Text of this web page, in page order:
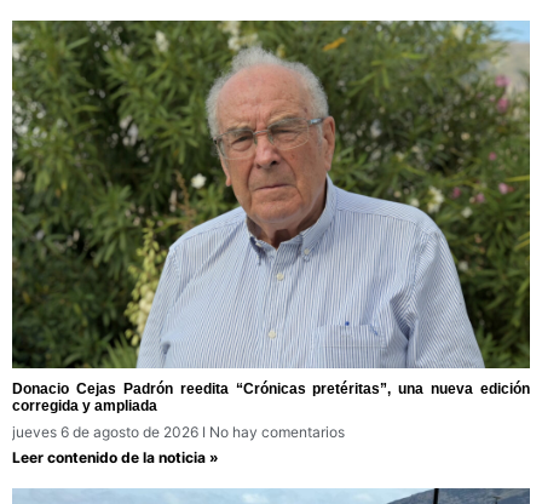
Donacio Cejas Padrón reedita “Crónicas pretéritas”, una nueva edición
corregida y ampliada
jueves 6 de agosto de 2026
No hay comentarios
Leer contenido de la noticia »